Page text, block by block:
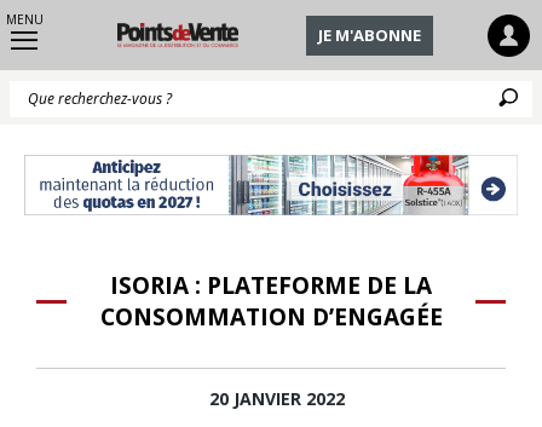
MENU
JE M'ABONNE
ISORIA : PLATEFORME DE LA
CONSOMMATION D’ENGAGÉE
20 JANVIER 2022